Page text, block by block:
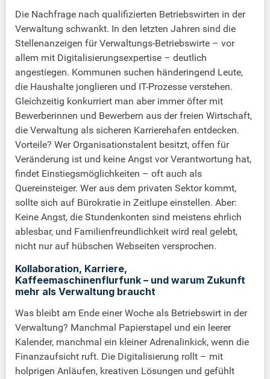
Die Nachfrage nach qualifizierten Betriebswirten in der
Verwaltung schwankt. In den letzten Jahren sind die
Stellenanzeigen für Verwaltungs-Betriebswirte – vor
allem mit Digitalisierungsexpertise – deutlich
angestiegen. Kommunen suchen händeringend Leute,
die Haushalte jonglieren und IT-Prozesse verstehen.
Gleichzeitig konkurriert man aber immer öfter mit
Bewerberinnen und Bewerbern aus der freien Wirtschaft,
die Verwaltung als sicheren Karrierehafen entdecken.
Vorteile? Wer Organisationstalent besitzt, offen für
Veränderung ist und keine Angst vor Verantwortung hat,
findet Einstiegsmöglichkeiten – oft auch als
Quereinsteiger. Wer aus dem privaten Sektor kommt,
sollte sich auf Bürokratie in Zeitlupe einstellen. Aber:
Keine Angst, die Stundenkonten sind meistens ehrlich
ablesbar, und Familienfreundlichkeit wird real gelebt,
nicht nur auf hübschen Webseiten versprochen.
Kollaboration, Karriere,
Kaffeemaschinenflurfunk – und warum Zukunft
mehr als Verwaltung braucht
Was bleibt am Ende einer Woche als Betriebswirt in der
Verwaltung? Manchmal Papierstapel und ein leerer
Kalender, manchmal ein kleiner Adrenalinkick, wenn die
Finanzaufsicht ruft. Die Digitalisierung rollt – mit
holprigen Anläufen, kreativen Lösungen und gefühlt